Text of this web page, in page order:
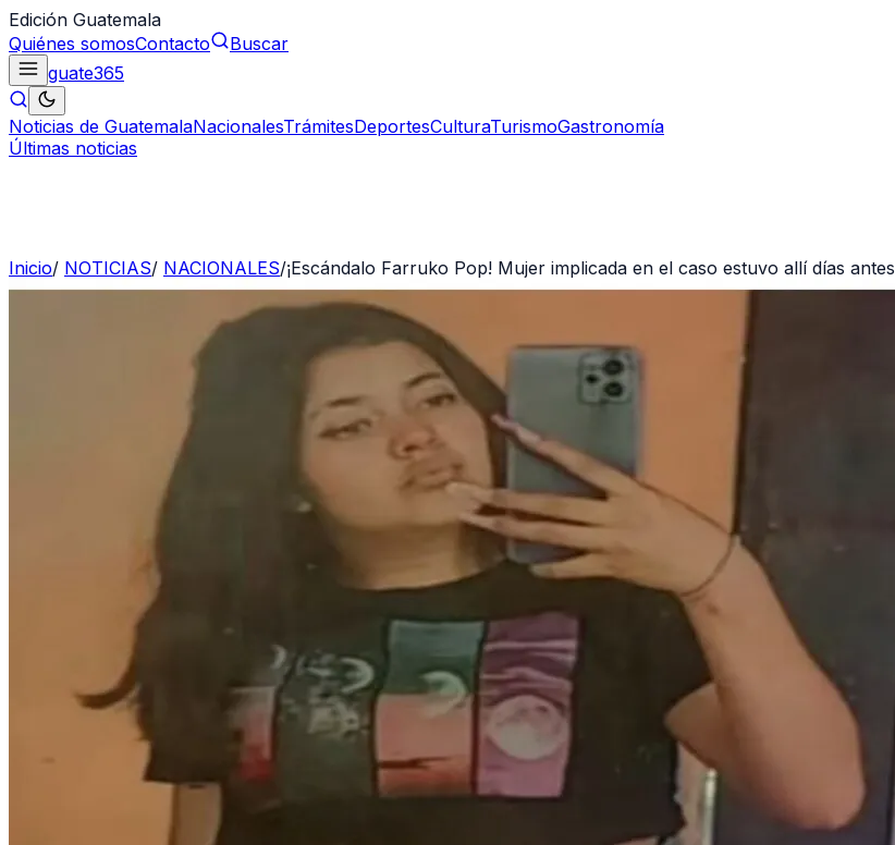
Edición Guatemala
Quiénes somosContacto
Buscar
guate365
Noticias de GuatemalaNacionalesTrámitesDeportesCulturaTurismoGastronomía
Últimas noticias
Inicio/ NOTICIAS/ NACIONALES/¡Escándalo Farruko Pop! Mujer implicada en el caso estuvo allí días antes